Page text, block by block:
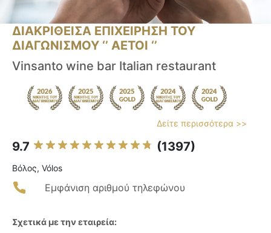
ΔΙΑΚΡΙΘΕΙΣΑ ΕΠΙΧΕΙΡΗΣΗ ΤΟΥ
ΔΙΑΓΩΝΙΣΜΟΥ ‘’ ΑΕΤΟΙ ‘’
Vinsanto wine bar Italian restaurant
Δείτε περισσότερα >>
9.7 (1397)
Βόλος, Vólos
Εμφάνιση αριθμού τηλεφώνου
Σχετικά με την εταιρεία: